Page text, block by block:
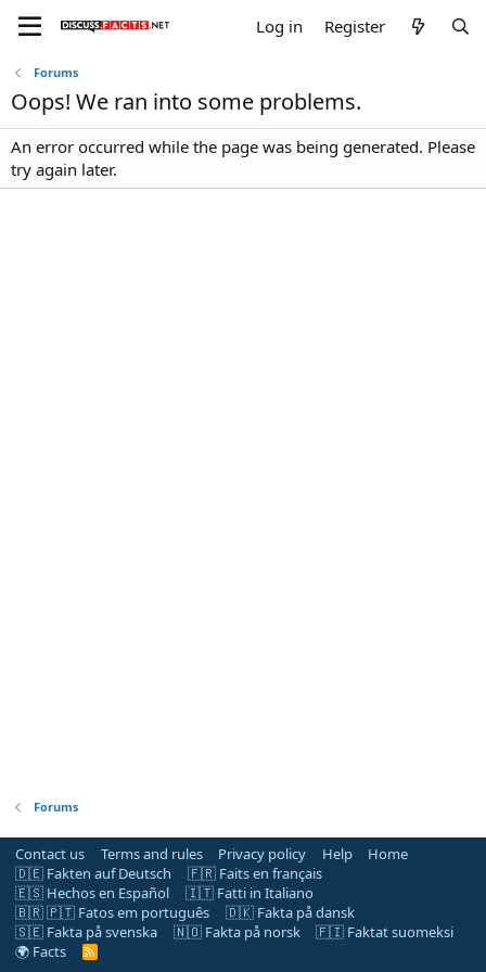
Log in Register
Forums
Oops! We ran into some problems.
An error occurred while the page was being generated. Please
try again later.
Forums
Contact us Terms and rules Privacy policy Help
Home
🇩🇪 Fakten auf Deutsch
🇫🇷 Faits en français
🇪🇸 Hechos en Español
🇮🇹 Fatti in Italiano
🇧🇷 🇵🇹 Fatos em português
🇩🇰 Fakta på dansk
🇸🇪 Fakta på svenska
🇳🇴 Fakta på norsk
🇫🇮 Faktat suomeksi
🌍 Facts
R